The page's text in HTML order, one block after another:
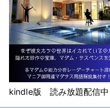
kindle版 読み放題配信中